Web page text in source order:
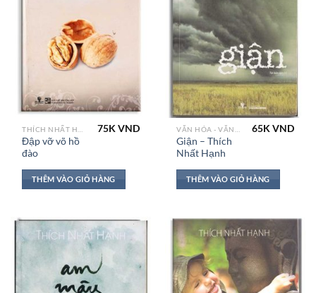
Đập vỡ võ hồ
đào
75KVND
THÊM VÀO GIỎ HÀNG
Giận – Thích
Nhất Hạnh
65KVND
THÊM VÀO GIỎ HÀNG